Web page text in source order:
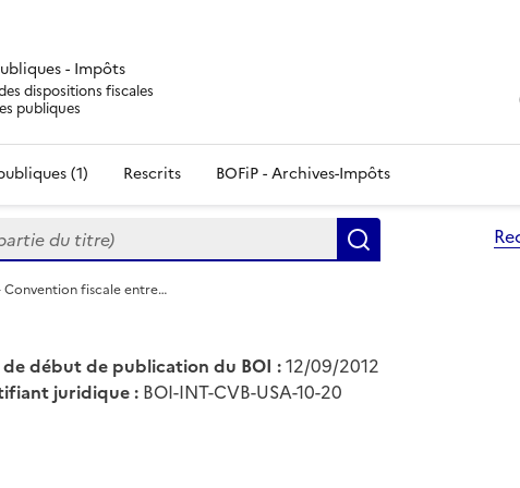
- Impôts
dispositions fiscales
publiques
(1) Rescrits BOFiP - Archives-Impôts
du titre)
Convention fiscale entre…
début de publication du BOI :12/09/2012
juridique : BOI-INT-CVB-USA-10-20